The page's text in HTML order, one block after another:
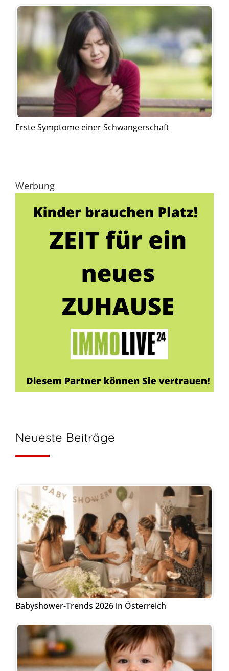
Erste Symptome einer Schwangerschaft
Werbung
Neueste Beiträge
Babyshower-Trends 2026 in Österreich